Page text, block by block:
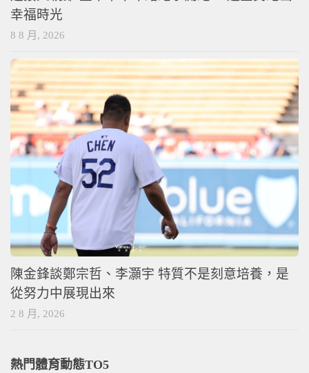
幸福時光
8 8 月, 2026
陳金鋒談鄭宗哲、李灝宇 特質不是刻意培養，是
從努力中展現出來
2 8 月, 2026
熱門體育動態TO5